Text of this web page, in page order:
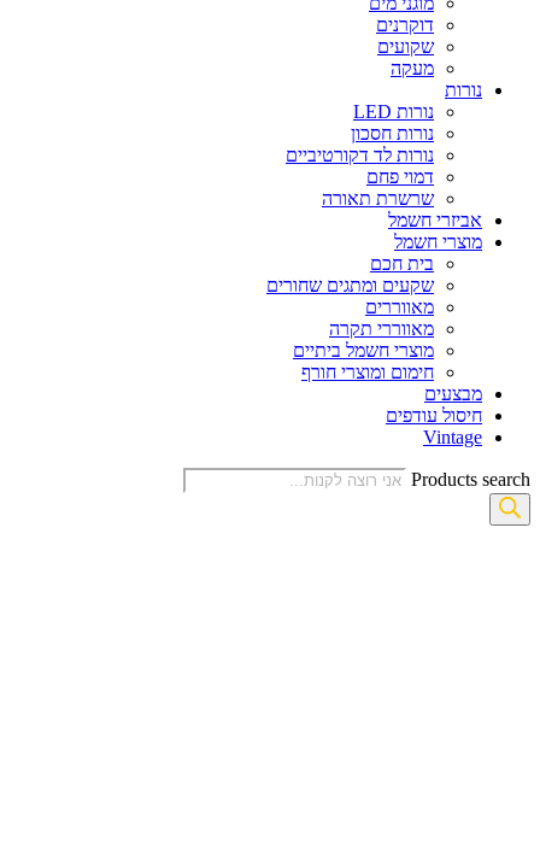
דוקרנים
שקועים
מעקה
נורות
נורות LED
נורות חסכון
נורות לד דקורטיביים
דמוי פחם
שרשרת תאורה
אביזרי חשמל
מוצרי חשמל
בית חכם
שקעים ומתגים שחורים
מאווררים
מאווררי תקרה
מוצרי חשמל ביתיים
חימום ומוצרי חורף
מבצעים
חיסול עודפים
Vintage
Products search